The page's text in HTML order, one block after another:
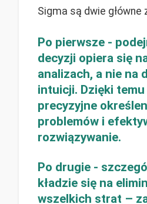
Sigma są dwie główne
Po pierwsze -
decyzji opiera się
analizach, a nie na
intuicji. Dzięki
precyzyjne
problemów i
rozwiązywanie.
Po drugie -
kładzie się na
wszelkich strat –